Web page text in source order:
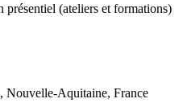
(ateliers et formations)
Nouvelle-Aquitaine, France